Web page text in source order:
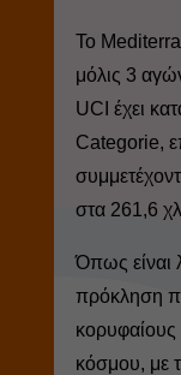
Το
μόλις 3
UCI έχει
Categorie,
στα 261,6
Όπως είναι
πρόκληση
κόσμου, με